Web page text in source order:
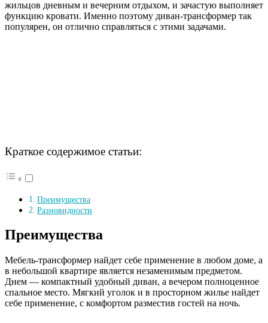
жильцов дневным и вечерним отдыхом, и зачастую выполняет
функцию кровати. Именно поэтому диван-трансформер так
популярен, он отлично справляться с этими задачами.
Краткое содержимое статьи:
Преимущества
Разновидности
Преимущества
Мебель-трансформер найдет себе применение в любом доме, а
в небольшой квартире является незаменимым предметом.
Днем — компактный удобный диван, а вечером полноценное
спальное место. Мягкий уголок и в просторном жилье найдет
себе применение, с комфортом разместив гостей на ночь.